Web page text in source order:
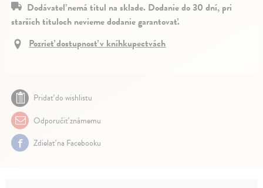
Dodávateľ nemá titul na sklade. Dodanie do 30 dní, pri
starších tituloch nevieme dodanie garantovať.
Pozrieť dostupnosť v kníhkupectvách
Pridať do wishlistu
Odporučiť známemu
Zdielať na Facebooku